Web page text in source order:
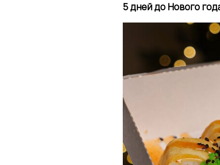
5 дней до Нового